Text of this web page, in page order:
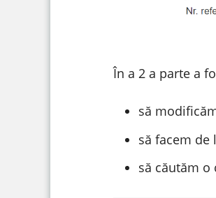
În a 2 a parte a
să
să facem de
să căutăm o